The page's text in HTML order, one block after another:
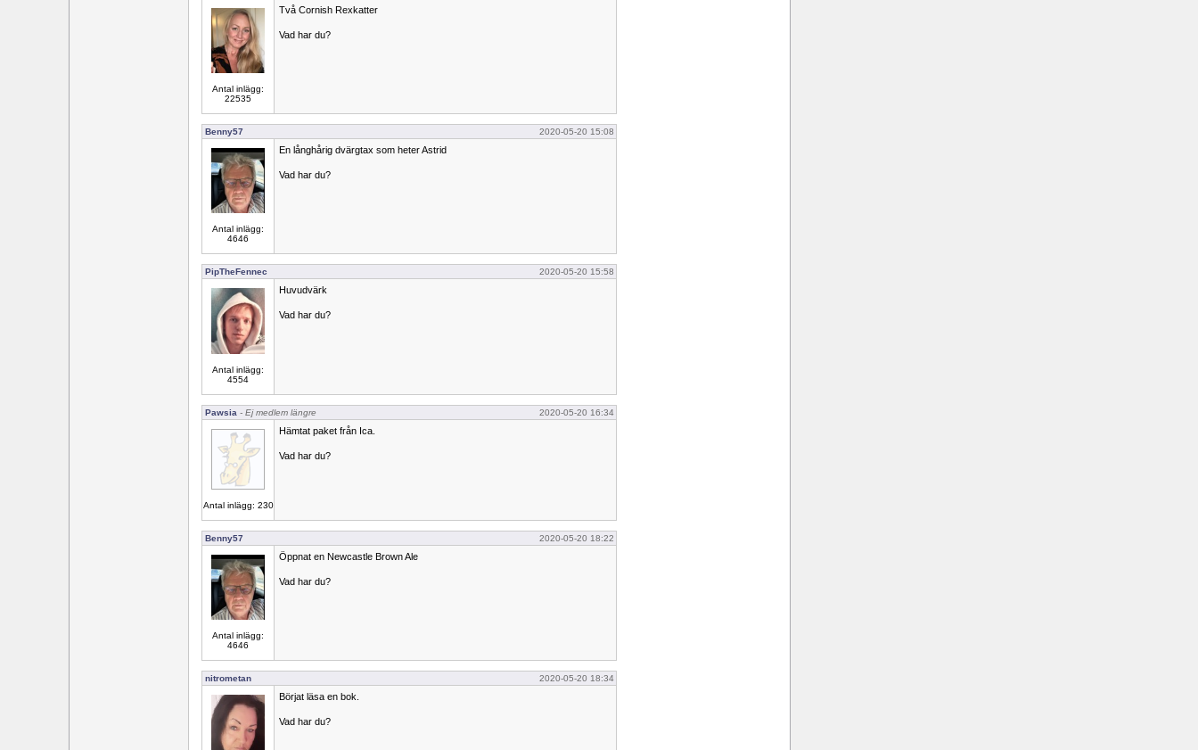
Antal inlägg:
22535
Två Cornish Rexkatter
Vad har du?
Benny57 2020-05-20 15:08
Antal inlägg:
4646
En långhårig dvärgtax som heter Astrid
Vad har du?
PipTheFennec 2020-05-20 15:58
Antal inlägg:
4554
Huvudvärk
Vad har du?
Pawsia - Ej medlem längre 2020-05-20 16:34
Antal inlägg: 230
Hämtat paket från Ica.
Vad har du?
Benny57 2020-05-20 18:22
Antal inlägg:
4646
Öppnat en Newcastle Brown Ale
Vad har du?
nitrometan 2020-05-20 18:34
Börjat läsa en bok.
Vad har du?